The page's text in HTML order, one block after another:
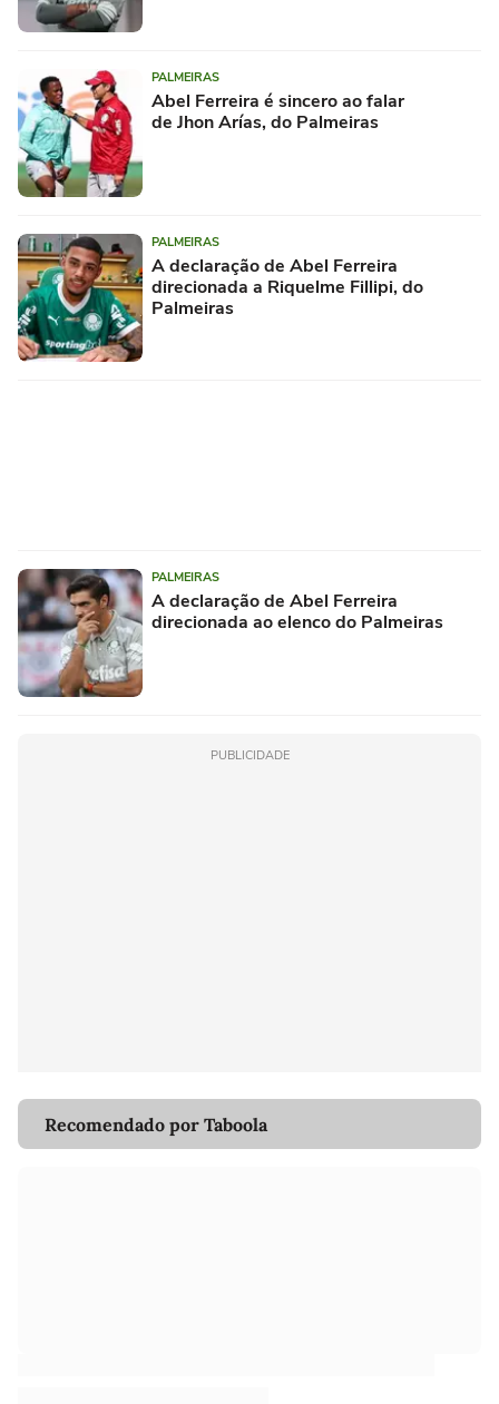
PALMEIRAS
Abel Ferreira é sincero ao falar
de Jhon Arías, do Palmeiras
PALMEIRAS
A declaração de Abel Ferreira
direcionada a Riquelme Fillipi, do
Palmeiras
PALMEIRAS
A declaração de Abel Ferreira
direcionada ao elenco do Palmeiras
PUBLICIDADE
Recomendado por Taboola